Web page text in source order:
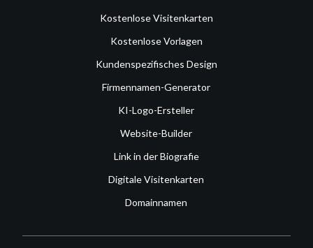
Kostenlose Visitenkarten
Kostenlose Vorlagen
Kundenspezifisches Design
Firmennamen-Generator
KI-Logo-Ersteller
Website-Builder
Link in der Biografie
Digitale Visitenkarten
Domainnamen